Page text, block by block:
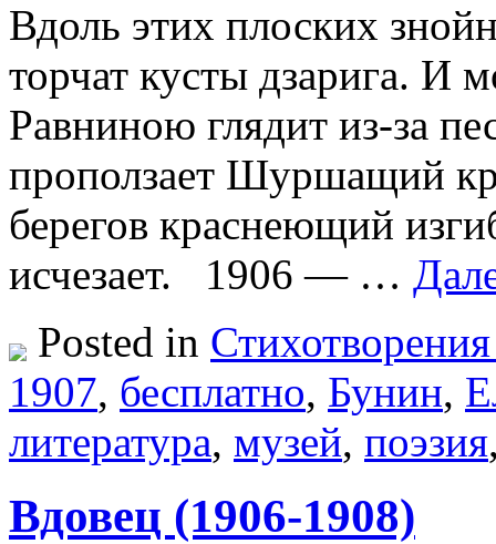
Вдоль этих плоских
торчат кусты дзарига. И
Равниною глядит из-за
проползает Шуршащий
берегов краснеющий
исчезает. 1906 — …
Posted in
1907, бесплатно, Бунин,
литература, музей, поэзия
Вдовец (1906-1908)